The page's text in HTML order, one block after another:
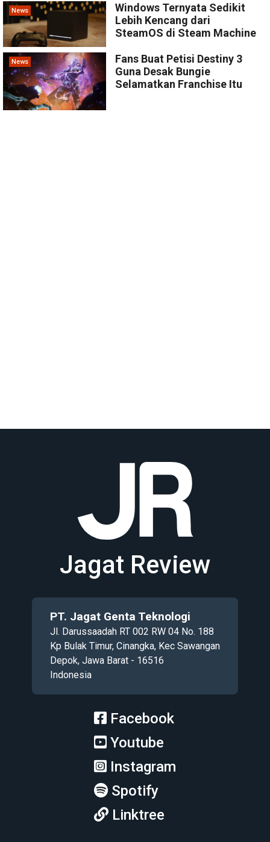
News
Windows Ternyata Sedikit
Lebih Kencang dari
SteamOS di Steam Machine
News
Fans Buat Petisi Destiny 3
Guna Desak Bungie
Selamatkan Franchise Itu
Jagat Review
PT. Jagat Genta Teknologi
Jl. Darussaadah RT 002 RW 04 No. 188
Kp Bulak Timur, Cinangka, Kec Sawangan
Depok, Jawa Barat - 16516
Indonesia
Facebook
Youtube
Instagram
Spotify
Linktree